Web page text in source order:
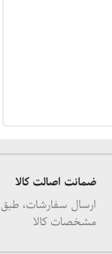
ضمانت اصالت کالا
ارسال سفارشات،
مشخصات کالا